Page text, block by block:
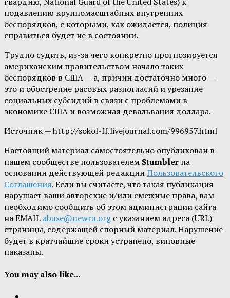
подавлению крупномасштабных внутренних
беспорядков, с которыми, как ожидается, полиция
справиться будет не в состоянии.
Трудно судить, из-за чего конкретно прогнозируется
американским правительством начало таких
беспорядков в США — а, причин достаточно много —
это и обострение расовых разногласий и урезание
социальных субсидий в связи с проблемами в
экономике США и возможная девальвация доллара.
Источник — http://sokol-ff.livejournal.com/996957.html
Настоящий материал самостоятельно опубликован в
нашем сообществе пользователем Stumbler на
основании действующей редакцииПользовательского
Соглашения. Если вы считаете, что такая публикация
нарушает ваши авторские и/или смежные права, вам
необходимо сообщить об этом администрации сайта
на EMAIL abuse@newru.orgс указанием адреса (URL)
страницы, содержащей спорный материал. Нарушение
будет в кратчайшие сроки устранено, виновные
наказаны.
You may also like...